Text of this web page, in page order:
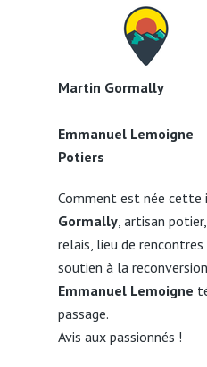
Martin Gormally
Emmanuel Lemoigne
Potiers
Comment est née cette
Gormally, artisan
relais, lieu de
soutien à la
Emmanuel Lemoigne
passage.
Avis aux passionnés !